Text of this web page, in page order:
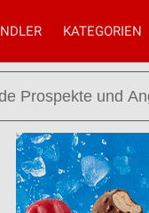
KATEGORIEN